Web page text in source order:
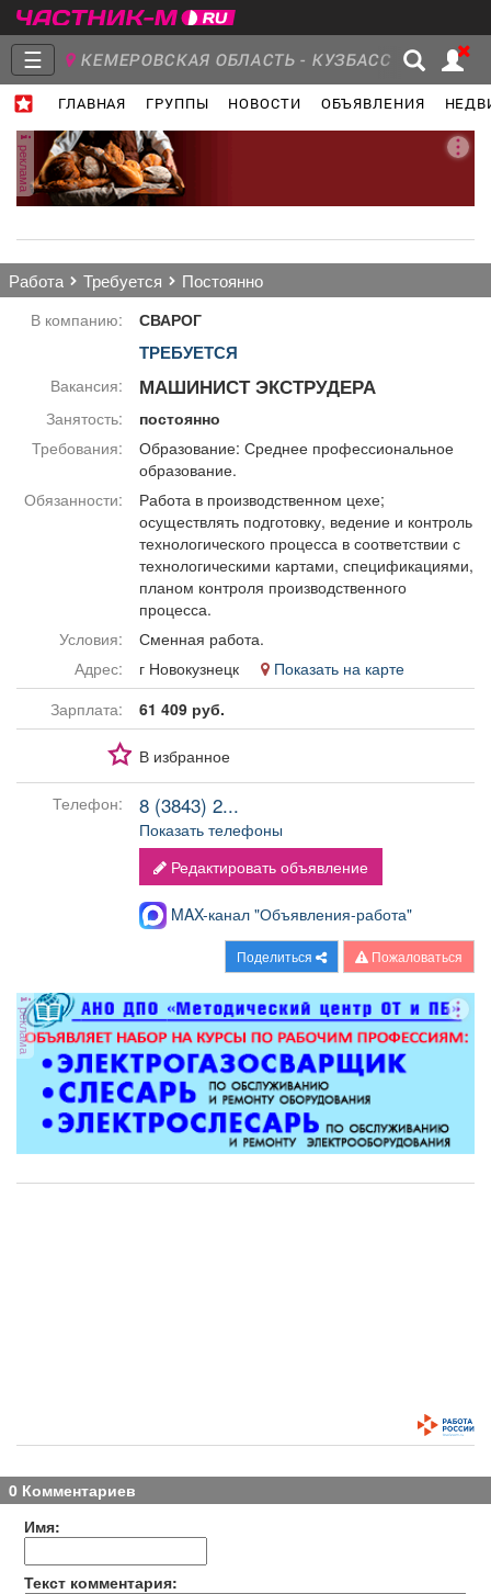
☰ КЕМЕРОВСКАЯ ОБЛАСТЬ - КУЗБАСС
ГЛАВНАЯ ГРУППЫ НОВОСТИ ОБЪЯВЛЕНИЯ
Главная
Группы Новости
Работа Транспорт Компании
Афиша Обучение Проекты
Я - пенсионер
реклама
работа требуется постоянно
В компанию: СВАРОГ
ТРЕБУЕТСЯ
Вакансия: МАШИНИСТ ЭКСТРУДЕРА
Занятость:
постоянно
Требования:
Образование: Среднее профессиональное
образование.
Обязанности:
Работа в производственном цехе;
осуществлять подготовку, ведение и контроль
технологического процесса в соответствии с
технологическими картами, спецификациями,
планом контроля производственного
процесса.
Условия:
Сменная работа.
Адрес:
г Новокузнецк
Показать на карте
Зарплата:
61 409 руб.
В избранное
Телефон: 8 (3843) 2...
Показать телефоны
Редактировать объявление
MAX-канал "Объявления-работа"
Поделиться Пожаловаться
реклама
0 Комментариев
Имя:
Текст комментария: